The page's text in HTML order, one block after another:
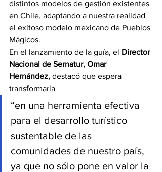
distintos modelos de gestión existentes
en Chile, adaptando a nuestra realidad
el exitoso modelo mexicano de Pueblos
Mágicos.
En el lanzamiento de la guía, el Director
Nacional de Sernatur, Omar
Hernández, destacó que espera
transformarla
“en una herramienta efectiva
para el desarrollo turístico
sustentable de las
comunidades de nuestro país,
ya que no sólo pone en valor la